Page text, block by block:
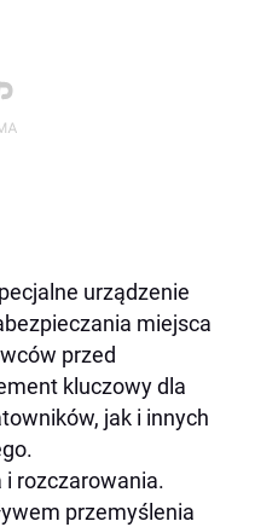
urządzenie
miejsca
przed
kluczowy dla
jak i innych
i rozczarowania.
przemyślenia